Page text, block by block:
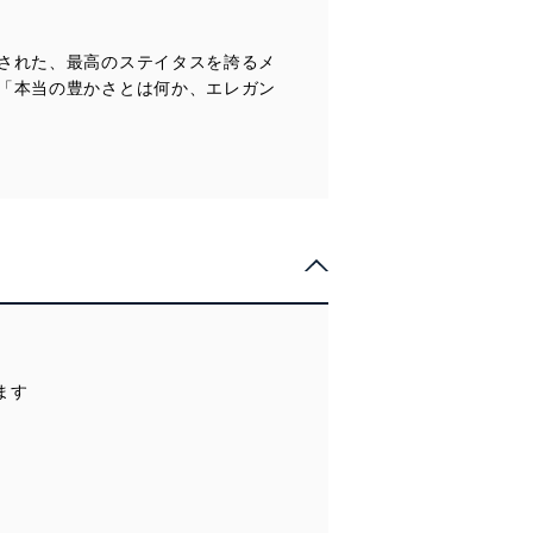
ベース等を取り扱う情報
設定しています。
続的に改善し、常に最良
までご連絡ください。
れた、最高のステイタスを誇るメ
本当の豊かさとは何か、エレガン
す